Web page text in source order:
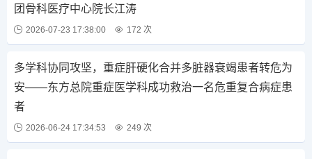
团骨科医疗中心院长江涛
2026-07-23 17:38:00 172 次
多学科协同攻坚，重症肝硬化合并多脏器衰竭患者转危为
安——东方总院重症医学科成功救治一名危重复合病症患
者
2026-06-24 17:34:53 249 次